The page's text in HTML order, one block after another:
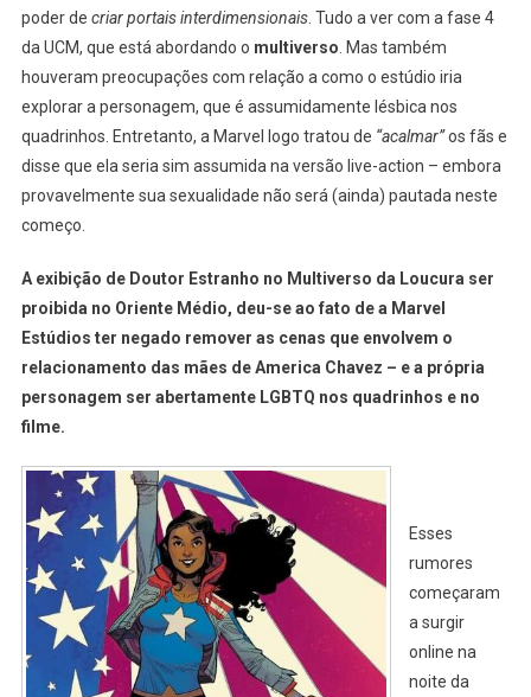
Que
Lésbica
poder de criar portais interdimensionais. Tudo a ver com a fase 4
da UCM, que está abordando o multiverso . Mas também
houveram preocupações com relação a como o estúdio iria
explorar a personagem, que é assumidamente lésbica nos
quadrinhos. Entretanto, a Marvel logo tratou de “acalmar”os fãs e
disse que ela seria sim assumida na versão live-action – embora
provavelmente sua sexualidade não será (ainda) pautada neste
começo.
A exibição de Doutor Estranho no Multiverso da Loucura ser
proibida no Oriente Médio, deu-se ao fato de a Marvel
Estúdios ter negado remover as cenas que envolvem o
relacionamento das mães de America Chavez – e a própria
personagem ser abertamente LGBTQ nos quadrinhos e no
filme.
Esses
rumores
começaram
a surgir
online na
noite da